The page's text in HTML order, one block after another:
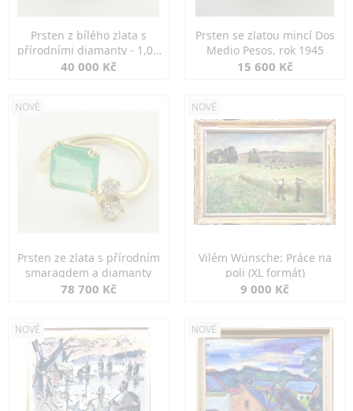
Prsten z bílého zlata s
přírodními diamanty - 1,00
ct
40 000 Kč
Prsten se zlatou mincí Dos
Medio Pesos, rok 1945
15 600 Kč
NOVÉ
Prsten ze zlata s přírodním
smaragdem a diamanty
78 700 Kč
NOVÉ
Vilém Wünsche: Práce na
poli (XL formát)
9 000 Kč
NOVÉ NOVÉ